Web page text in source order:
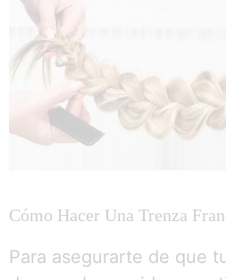
Cómo Hacer Una Trenza
Para asegurarte de que